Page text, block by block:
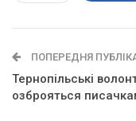
ПОПЕРЕДНЯ
Тернопільські
озброяться